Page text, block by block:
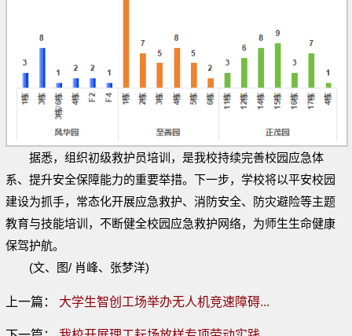
据悉，组织初级救护员培训，是我校持续完善校园应急体
系、提升安全保障能力的重要举措。下一步，学校将以平安校园
建设为抓手，常态化开展应急救护、消防安全、防灾避险等主题
教育与技能培训，不断健全校园应急救护网络，为师生生命健康
保驾护航。
(文、图/ 肖峰、张梦洋)
上一篇： 大学生智创工场举办无人机竞速障碍...